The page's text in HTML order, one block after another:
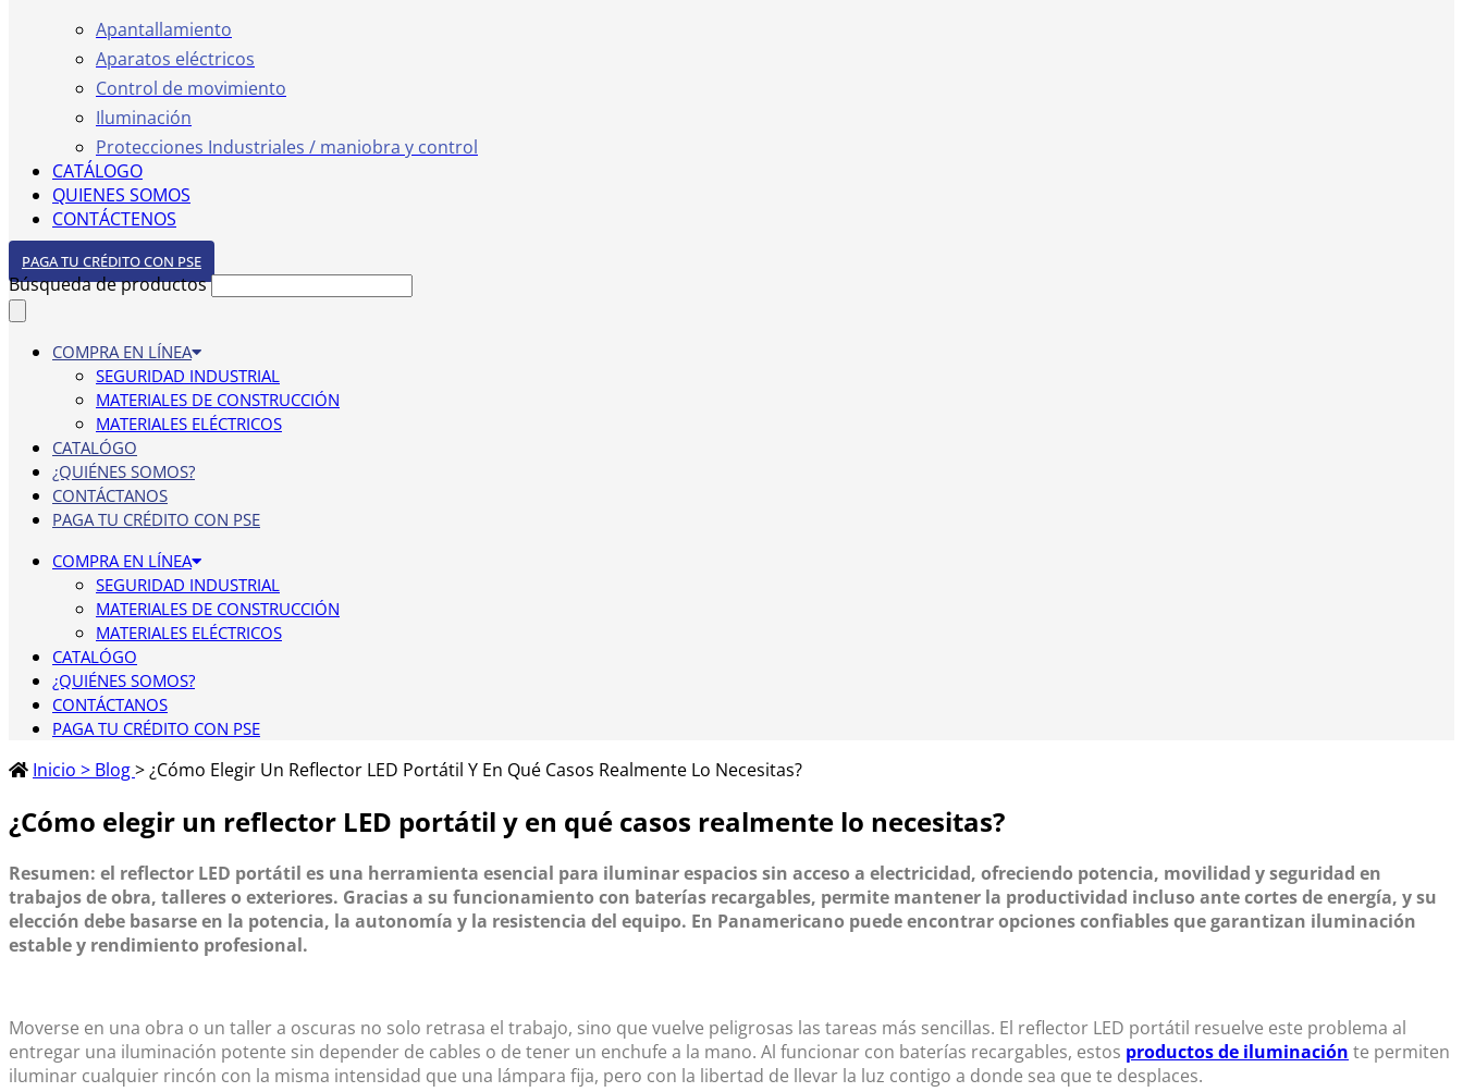
Apantallamiento
Aparatos eléctricos
Control de movimiento
Iluminación
Protecciones Industriales / maniobra y control
CATÁLOGO
QUIENES SOMOS
CONTÁCTENOS
PAGA TU CRÉDITO CON PSE
Búsqueda de productos
COMPRA EN LÍNEA
SEGURIDAD INDUSTRIAL
MATERIALES DE CONSTRUCCIÓN
MATERIALES ELÉCTRICOS
CATALÓGO
¿QUIÉNES SOMOS?
CONTÁCTANOS
PAGA TU CRÉDITO CON PSE
COMPRA EN LÍNEA
SEGURIDAD INDUSTRIAL
MATERIALES DE CONSTRUCCIÓN
MATERIALES ELÉCTRICOS
CATALÓGO
¿QUIÉNES SOMOS?
CONTÁCTANOS
PAGA TU CRÉDITO CON PSE
Inicio > Blog> ¿Cómo Elegir Un Reflector LED Portátil Y En Qué Casos Realmente Lo Necesitas?
¿Cómo elegir un reflector LED portátil y en qué casos realmente lo necesitas?
Resumen: el reflector LED portátil es una herramienta esencial para iluminar espacios sin acceso a electricidad, ofreciendo potencia, movilidad y seguridad en
trabajos de obra, talleres o exteriores. Gracias a su funcionamiento con baterías recargables, permite mantener la productividad incluso ante cortes de energía, y su
elección debe basarse en la potencia, la autonomía y la resistencia del equipo. En Panamericano puede encontrar opciones confiables que garantizan iluminación
estable y rendimiento profesional.
Moverse en una obra o un taller a oscuras no solo retrasa el trabajo, sino que vuelve peligrosas las tareas más sencillas. El reflector LED portátil resuelve este problema al
entregar una iluminación potente sin depender de cables o de tener un enchufe a la mano. Al funcionar con baterías recargables, estos productos de iluminación te permiten
iluminar cualquier rincón con la misma intensidad que una lámpara fija, pero con la libertad de llevar la luz contigo a donde sea que te desplaces.